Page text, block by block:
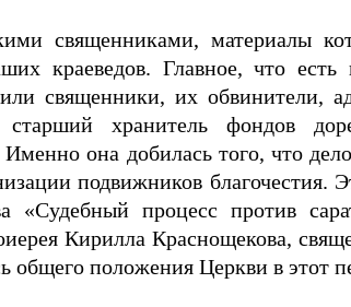
священниками, материалы
краеведов. Главное, что
священники, их обвинители,
старший хранитель фондов
она добилась того, что
подвижников
процесс против
Кирилла Краснощекова,
общего положения Церкви в